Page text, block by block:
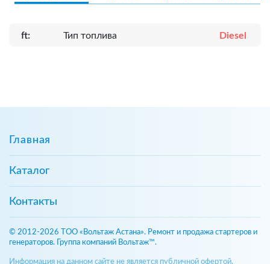
ft: Тип топлива Diesel
Главная
Каталог
Контакты
© 2012-2026 ТОО «Вольтаж Астана». Ремонт и продажа стартеров и
генераторов. Группа компаний Вольтаж™.
Информация на данном сайте не является публичной офертой,